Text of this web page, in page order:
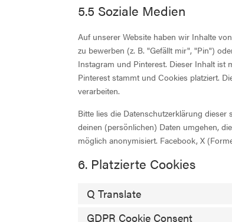
5.5 Soziale Medien
Auf unserer Website haben wir Inhalte
zu bewerben (z. B. "Gefällt mir", "Pin")
Instagram und Pinterest. Dieser Inhalt ist
Pinterest stammt und Cookies platziert.
verarbeiten.
Bitte lies die Datenschutzerklärung
deinen (persönlichen) Daten umgehen,
möglich anonymisiert. Facebook, X
6. Platzierte Cookies
Q Translate
GDPR Cookie Consent